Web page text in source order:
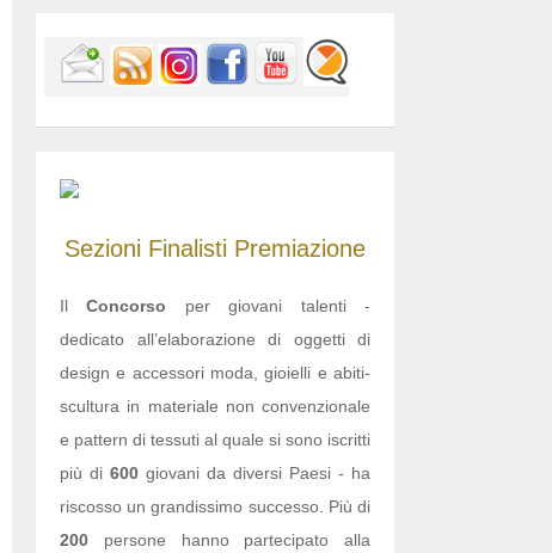
Sezioni Finalisti Premiazione
IlConcorso per giovani talenti -
dedicato all’elaborazione di oggetti di
design e accessori moda, gioielli e abiti-
scultura in materiale non convenzionale
e pattern di tessuti al quale si sono iscritti
più di 600 giovani da diversi Paesi - ha
riscosso un grandissimo successo. Più di
200 persone hanno partecipato alla